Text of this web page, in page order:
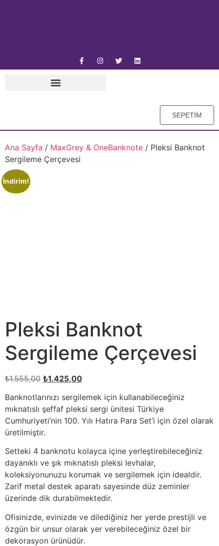
SEPETİM
Ana Sayfa / MaxGrey & OneBanknote / Pleksi Banknot
Sergileme Çerçevesi
İndirim!
Pleksi Banknot
Sergileme Çerçevesi
₺1.555,00 ₺1.425,00
Banknotlarınızı sergilemek için kullanabileceğiniz
mıknatıslı şeffaf pleksi sergi ünitesi Türkiye
Cumhuriyeti’nin 100. Yılı Hatıra Para Set’i için özel olarak
üretilmiştir.
Setteki 4 banknotu kolayca içine yerleştirebileceğiniz
dayanıklı ve şık mıknatıslı pleksi levhalar,
koleksiyonunuzu korumak ve sergilemek için idealdir.
Zarif metal destek aparatı sayesinde düz zeminler
üzerinde dik durabilmektedir.
Ofisinizde, evinizde ve dilediğiniz her yerde prestijli ve
özgün bir unsur olarak yer verebileceğiniz özel bir
dekorasyon ürünüdür.